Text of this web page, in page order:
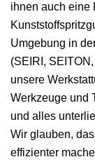
ihnen auch eine
Umgebung in
(SEIRI,
unsere
Werkzeuge und
und alles
Wir glauben,
effizienter